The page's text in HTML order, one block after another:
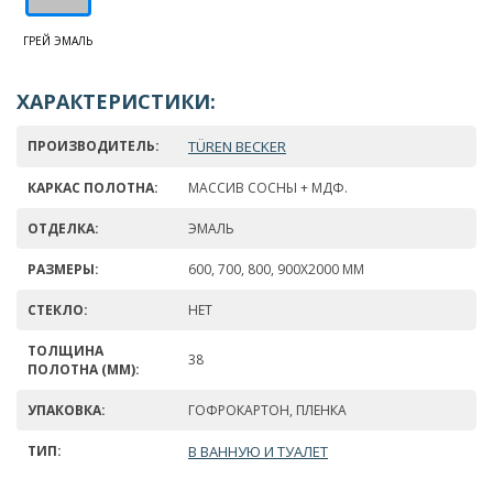
ГРЕЙ ЭМАЛЬ
ХАРАКТЕРИСТИКИ:
ПРОИЗВОДИТЕЛЬ: TÜREN BECKER
КАРКАС ПОЛОТНА: МАССИВ СОСНЫ + МДФ.
ОТДЕЛКА: ЭМАЛЬ
РАЗМЕРЫ: 600, 700, 800, 900Х2000 ММ
СТЕКЛО: НЕТ
ТОЛЩИНА
ПОЛОТНА (ММ):
38
УПАКОВКА: ГОФРОКАРТОН, ПЛЕНКА
ТИП: В ВАННУЮ И ТУАЛЕТ